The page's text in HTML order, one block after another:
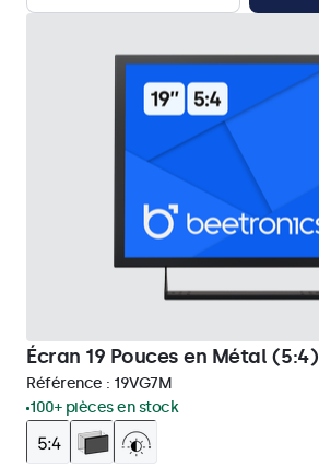
Écran 19 Pouces en Métal (5:4)
Référence : 19VG7M
100+ pièces en stock